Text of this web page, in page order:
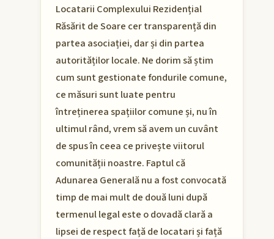
Locatarii Complexului Rezidențial
Răsărit de Soare cer transparență din
partea asociației, dar și din partea
autorităților locale. Ne dorim să știm
cum sunt gestionate fondurile comune,
ce măsuri sunt luate pentru
întreținerea spațiilor comune și, nu în
ultimul rând, vrem să avem un cuvânt
de spus în ceea ce privește viitorul
comunității noastre. Faptul că
Adunarea Generală nu a fost convocată
timp de mai mult de două luni după
termenul legal este o dovadă clară a
lipsei de respect față de locatari și față